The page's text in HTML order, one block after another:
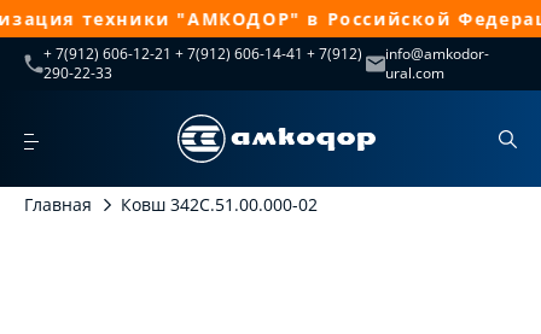
техники "АМКОДОР" в Российской
+ 7(912) 606-12-21 + 7(912) 606-14-41 + 7(912)
290-22-33
info@amkodor-
ural.com
Главная Ковш 342С.51.00.000-02